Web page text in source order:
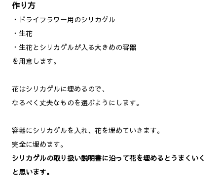
作り方
・ドライフラワー用のシリカゲル
・生花
・生花とシリカゲルが入る大きめの容器
を用意します。
花はシリカゲルに埋めるので、
なるべく丈夫なものを選ぶようにします。
容器にシリカゲルを入れ、花を埋めていきます。
完全に埋めます。
シリカゲルの取り扱い説明書に沿って花を埋めるとうまくいく
と思います。